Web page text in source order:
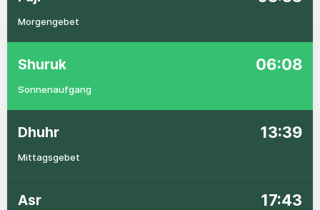
Morgengebet
Shuruk 06:08
Sonnenaufgang
Dhuhr 13:39
Mittagsgebet
Asr 17:43